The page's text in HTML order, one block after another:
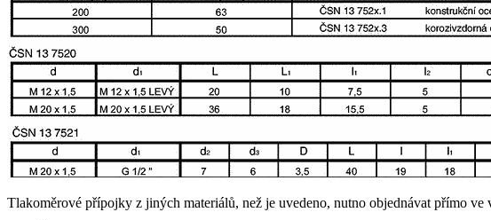
Tlakoměrové přípojky z jiných materiálů, než je uvedeno, nutno objednávat přímo ve